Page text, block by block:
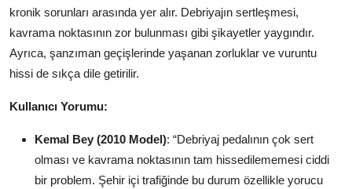
kronik sorunları arasında yer alır. Debriyajın sertleşmesi,
kavrama noktasının zor bulunması gibi şikayetler yaygındır.
Ayrıca, şanzıman geçişlerinde yaşanan zorluklar ve vuruntu
hissi de sıkça dile getirilir.
Kullanıcı Yorumu:
Kemal Bey (2010 Model): “Debriyaj pedalının çok sert
olması ve kavrama noktasının tam hissedilememesi ciddi
bir problem. Şehir içi trafiğinde bu durum özellikle yorucu